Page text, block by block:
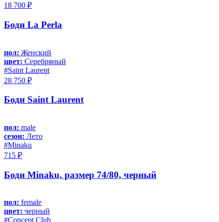
18 700 ₽
Боди La Perla
пол: Женский
цвет: Серебряный
#Saint Laurent
28 750 ₽
Боди Saint Laurent
пол: male
сезон: Лето
#Minaku
715 ₽
Боди Minaku, размер 74/80, черный
пол: female
цвет: черный
#Concept Club